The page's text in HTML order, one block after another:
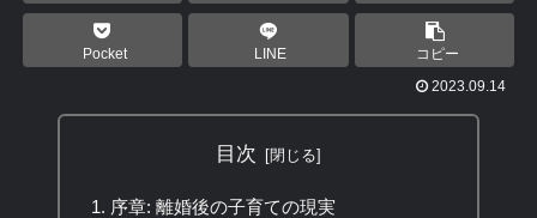
Pocket LINE
コピー
2023.09.14
目次
序章: 離婚後の子育ての現実